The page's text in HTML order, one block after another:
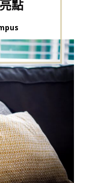
點